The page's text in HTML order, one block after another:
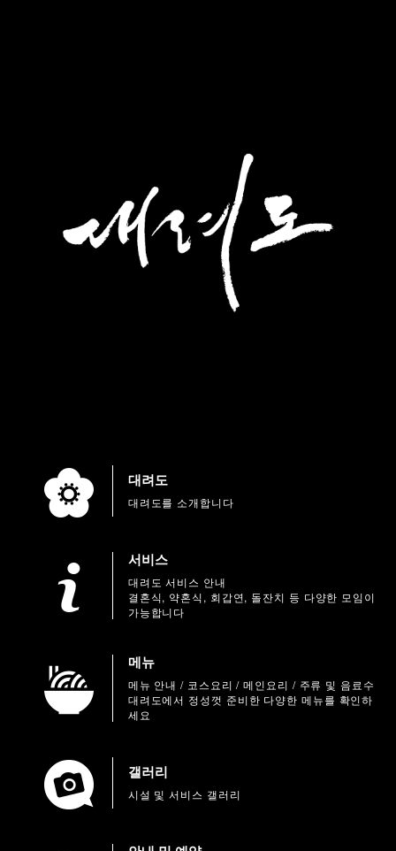
대려도
대려도를 소개합니다
서비스
대려도 서비스 안내
결혼식, 약혼식, 회갑연, 돌잔치 등 다양한 모임이
가능합니다
메뉴
메뉴 안내 / 코스요리 / 메인요리 / 주류 및 음료수
대려도에서 정성껏 준비한 다양한 메뉴를 확인하
세요
갤러리
시설 및 서비스 갤러리